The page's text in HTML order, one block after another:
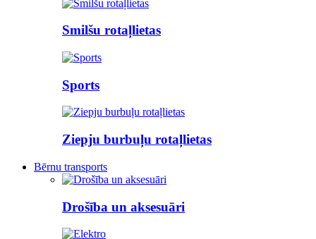
Smilšu rotaļlietas
Sports
Ziepju burbuļu rotaļlietas
Bērnu transports
Drošība un aksesuāri